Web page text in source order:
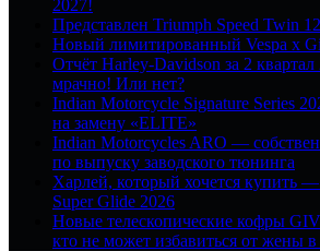
2027!
Представлен Triumph Speed Twin
Новый лимитированный Vespa x
Отчёт Harley-Davidson за 2 квартал
мрачно! Или нет?
Indian Motorcycle Signature Series
на замену «ELITE»
Indian Motorcycles ARO —
по выпуску заводского тюнинга
Харлей, который хочется купить
Super Glide 2026
Новые телескопические кофры
кто не может избавиться от жены